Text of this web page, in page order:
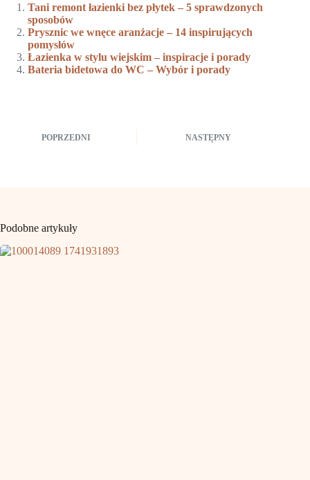
Tani remont łazienki bez płytek – 5 sprawdzonych
sposobów
Prysznic we wnęce aranżacje – 14 inspirujących
pomysłów
Łazienka w stylu wiejskim – inspiracje i porady
Bateria bidetowa do WC – Wybór i porady
POPRZEDNI NASTĘPNY
Podobne artykuły